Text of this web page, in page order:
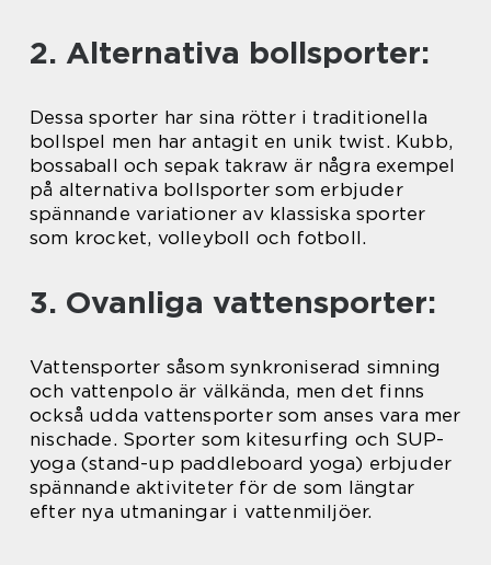
2. Alternativa bollsporter:
Dessa sporter har sina rötter i traditionella
bollspel men har antagit en unik twist. Kubb,
bossaball och sepak takraw är några exempel
på alternativa bollsporter som erbjuder
spännande variationer av klassiska sporter
som krocket, volleyboll och fotboll.
3. Ovanliga vattensporter:
Vattensporter såsom synkroniserad simning
och vattenpolo är välkända, men det finns
också udda vattensporter som anses vara mer
nischade. Sporter som kitesurfing och SUP-
yoga (stand-up paddleboard yoga) erbjuder
spännande aktiviteter för de som längtar
efter nya utmaningar i vattenmiljöer.